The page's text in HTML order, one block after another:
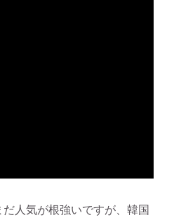
人気が根強いですが、韓国